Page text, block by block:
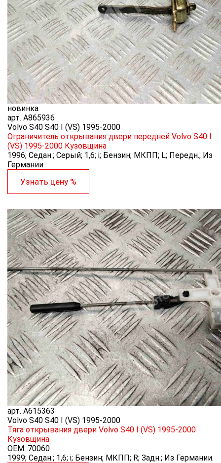
новинка
арт. A865936
Volvo S40 S40 I (VS) 1995-2000
Ограничитель открывания двери передней Volvo S40 I
(VS) 1995-2000 Кузовщина
1996; Седан.; Серый; 1,6; i; Бензин; МКПП; L; Передн.; Из
Германии.
Узнать цену %
арт. A615363
Volvo S40 S40 I (VS) 1995-2000
Тяга открывания двери Volvo S40 I (VS) 1995-2000
Кузовщина
OEM: 70060
1999; Седан.; 1,6; i; Бензин; МКПП; R; Задн.; Из Германии.